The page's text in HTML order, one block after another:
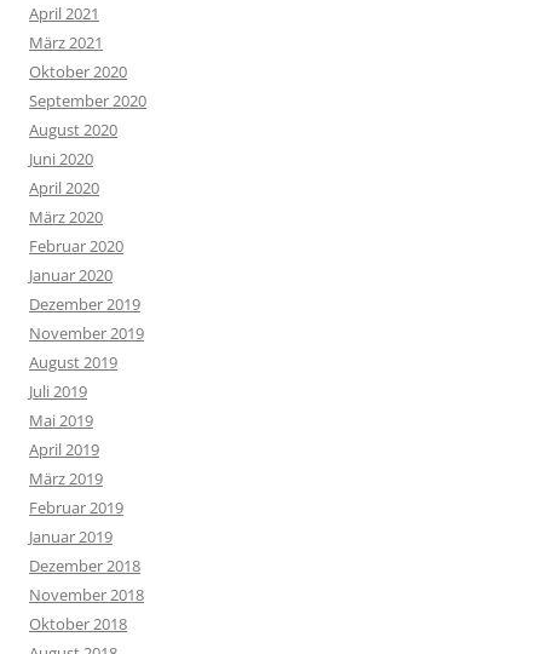
April 2021
März 2021
Oktober 2020
September 2020
August 2020
Juni 2020
April 2020
März 2020
Februar 2020
Januar 2020
Dezember 2019
November 2019
August 2019
Juli 2019
Mai 2019
April 2019
März 2019
Februar 2019
Januar 2019
Dezember 2018
November 2018
Oktober 2018